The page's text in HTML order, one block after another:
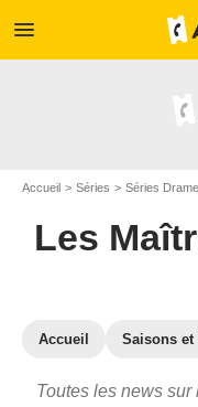
menu
Accueil Séries Séries Drame
Les
Accueil Saisons et
Toutes les news